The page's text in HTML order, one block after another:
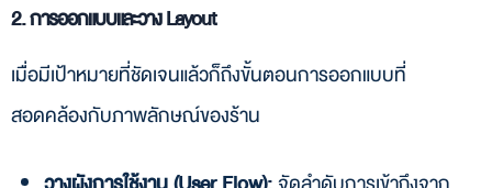
2. การออกแบบและวาง Layout
เมื่อมีเป้าหมายที่ชัดเจนแล้วก็ถึงขั้นตอนการออกแบบที่
สอดคล้องกับภาพลักษณ์ของร้าน